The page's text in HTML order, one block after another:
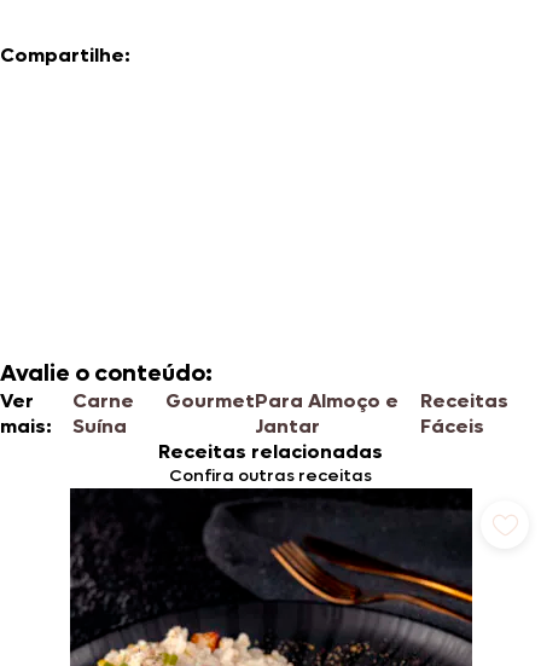
Compartilhe:
Avalie o conteúdo:
Ver
mais:
Carne
Suína
GourmetPara Almoço e
Jantar
Receitas
Fáceis
Receitas relacionadas
Confira outras receitas